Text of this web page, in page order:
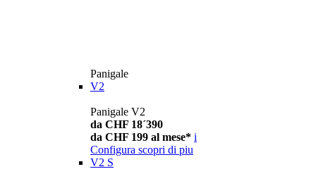
Panigale
V2
Panigale V2
da CHF 18´390
da CHF 199 al mese* i
Configura scopri di piu
V2 S